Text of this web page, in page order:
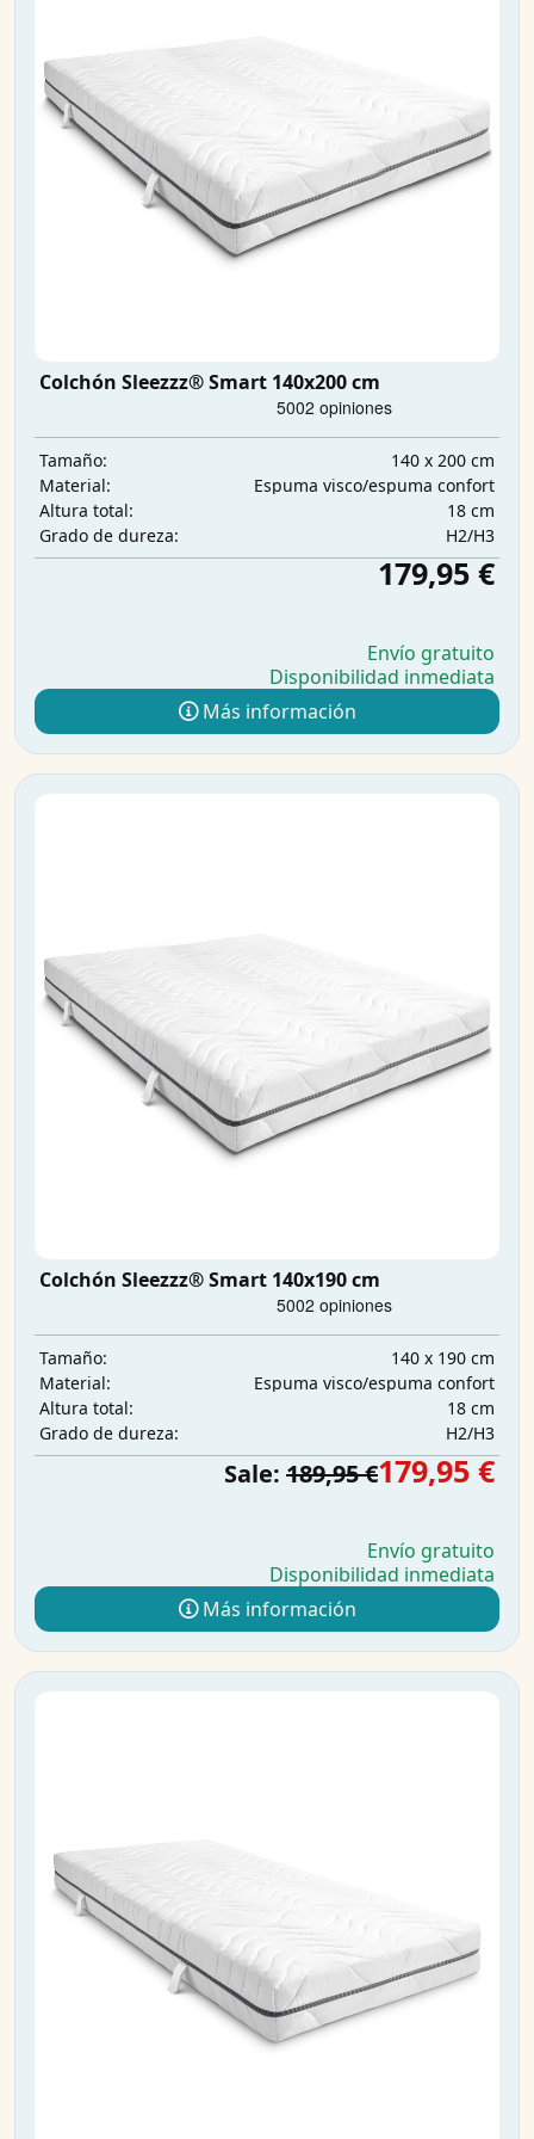
Colchón Sleezzz® Smart 140x200 cm
Tamaño:
140 x 200 cm
Material:
Espuma visco/espuma confort
Altura total:
18 cm
Grado de dureza:
H2/H3
179,95 €
Envío gratuito
Disponibilidad inmediata
Más información
Colchón Sleezzz® Smart 140x190 cm
Tamaño:
140 x 190 cm
Material:
Espuma visco/espuma confort
Altura total:
18 cm
Grado de dureza:
H2/H3
Sale: 189,95 €179,95 €
Envío gratuito
Disponibilidad inmediata
Más información